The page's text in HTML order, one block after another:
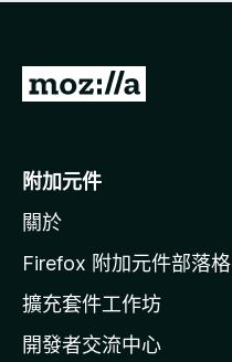
有
前
o
i
l
a
官
附加元件
關於
Firefox 附加元件部落格
擴充套件工作坊
開發者交流中心